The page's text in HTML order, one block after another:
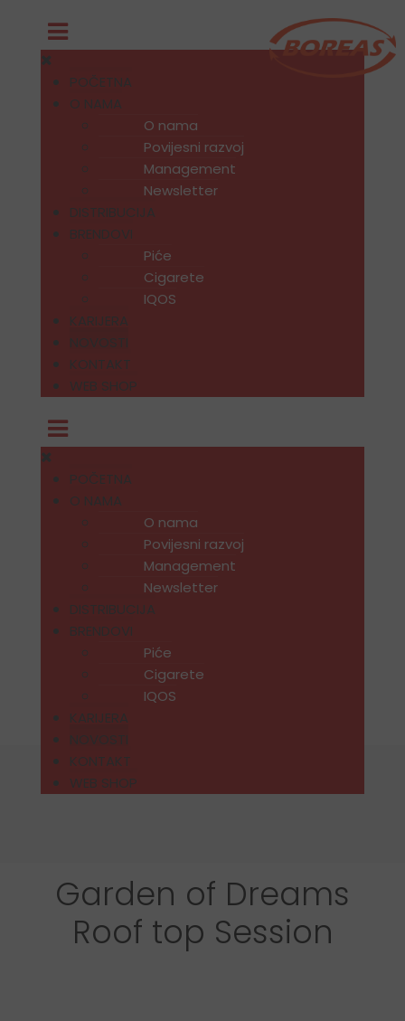
POČETNA
O NAMA
O nama
Povijesni razvoj
Management
Newsletter
DISTRIBUCIJA
BRENDOVI
Piće
Cigarete
IQOS
KARIJERA
NOVOSTI
KONTAKT
WEB SHOP
POČETNA
O NAMA
O nama
Povijesni razvoj
Management
Newsletter
DISTRIBUCIJA
BRENDOVI
Piće
Cigarete
IQOS
KARIJERA
NOVOSTI
KONTAKT
WEB SHOP
Garden of Dreams
Roof top Session